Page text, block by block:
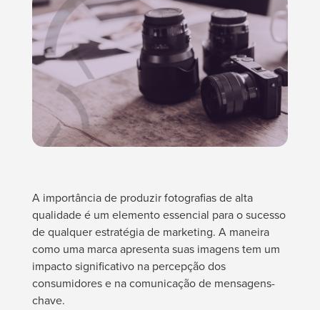
A importância de produzir fotografias de alta
qualidade é um elemento essencial para o sucesso
de qualquer estratégia de marketing. A maneira
como uma marca apresenta suas imagens tem um
impacto significativo na percepção dos
consumidores e na comunicação de mensagens-
chave.